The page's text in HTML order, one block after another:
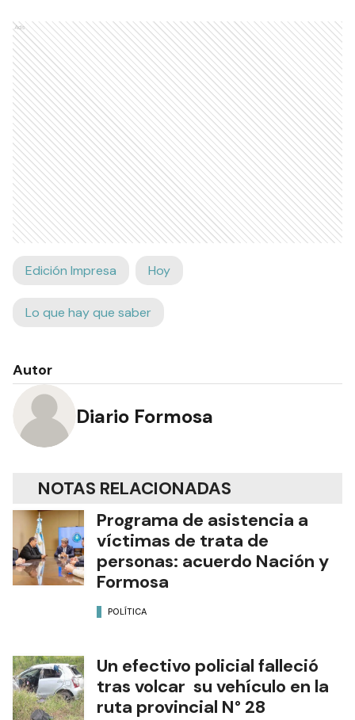
Ads
Edición Impresa Hoy
Lo que hay que saber
Autor
Diario Formosa
NOTAS RELACIONADAS
Programa de asistencia a
víctimas de trata de
personas: acuerdo Nación y
Formosa
POLÍTICA
Un efectivo policial falleció
tras volcar su vehículo en la
ruta provincial N° 28